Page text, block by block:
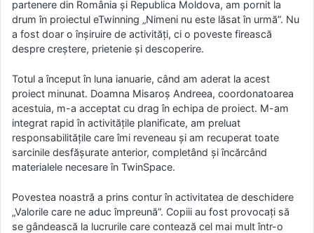
partenere din România și Republica Moldova, am pornit la
drum în proiectul eTwinning „Nimeni nu este lăsat în urmă”. Nu
a fost doar o înșiruire de activități, ci o poveste firească
despre creștere, prietenie și descoperire.
Totul a început în luna ianuarie, când am aderat la acest
proiect minunat. Doamna Misaroș Andreea, coordonatoarea
acestuia, m-a acceptat cu drag în echipa de proiect. M-am
integrat rapid în activitățile planificate, am preluat
responsabilitățile care îmi reveneau și am recuperat toate
sarcinile desfășurate anterior, completând și încărcând
materialele necesare în TwinSpace.
Povestea noastră a prins contur în activitatea de deschidere
„Valorile care ne aduc împreună”. Copiii au fost provocați să
se gândească la lucrurile care contează cel mai mult într-o